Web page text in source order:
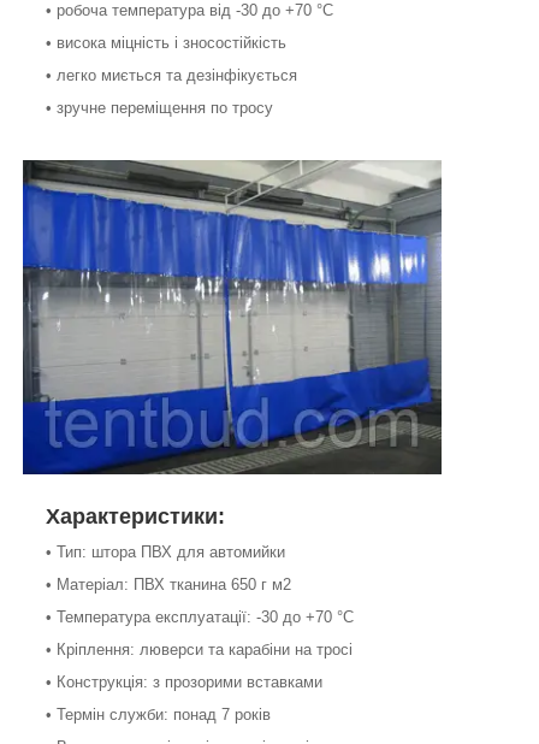
• робоча температура від -30 до +70 °C
• висока міцність і зносостійкість
• легко миється та дезінфікується
• зручне переміщення по тросу
Характеристики:
• Тип: штора ПВХ для автомийки
• Матеріал: ПВХ тканина 650 г м2
• Температура експлуатації: -30 до +70 °C
• Кріплення: люверси та карабіни на тросі
• Конструкція: з прозорими вставками
• Термін служби: понад 7 років